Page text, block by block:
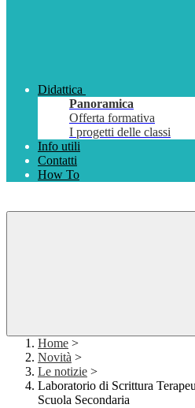
Didattica
Panoramica
Offerta formativa
I progetti delle classi
Info utili
Contatti
How To
Home >
Novità >
Le notizie >
Laboratorio di Scrittura
Scuola Secondaria